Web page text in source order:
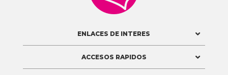
ENLACES DE INTERES
ACCESOS RAPIDOS